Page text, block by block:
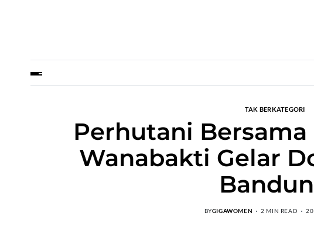
TAK BERKATEGORI
Perhutani Bersama
Wanabakti Gelar
BYGIGAWOMEN 2 MIN READ 20